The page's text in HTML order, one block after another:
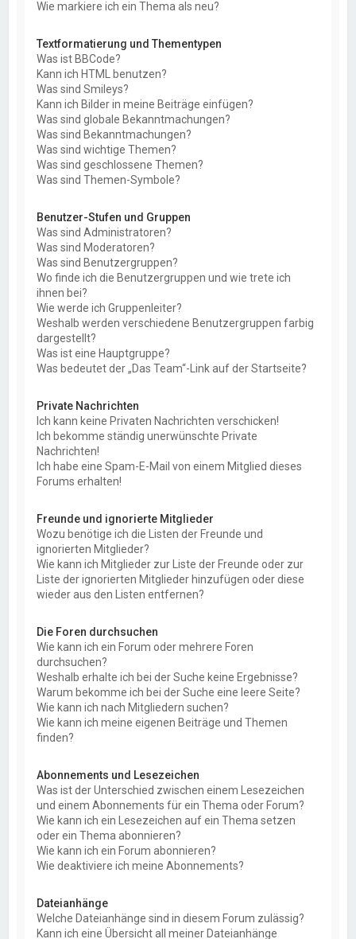
Wie markiere ich ein Thema als neu?
Textformatierung und Thementypen
Was ist BBCode?
Kann ich HTML benutzen?
Was sind Smileys?
Kann ich Bilder in meine Beiträge einfügen?
Was sind globale Bekanntmachungen?
Was sind Bekanntmachungen?
Was sind wichtige Themen?
Was sind geschlossene Themen?
Was sind Themen-Symbole?
Benutzer-Stufen und Gruppen
Was sind Administratoren?
Was sind Moderatoren?
Was sind Benutzergruppen?
Wo finde ich die Benutzergruppen und wie trete ich
ihnen bei?
Wie werde ich Gruppenleiter?
Weshalb werden verschiedene Benutzergruppen farbig
dargestellt?
Was ist eine Hauptgruppe?
Was bedeutet der „Das Team“-Link auf der Startseite?
Private Nachrichten
Ich kann keine Privaten Nachrichten verschicken!
Ich bekomme ständig unerwünschte Private
Nachrichten!
Ich habe eine Spam-E-Mail von einem Mitglied dieses
Forums erhalten!
Freunde und ignorierte Mitglieder
Wozu benötige ich die Listen der Freunde und
ignorierten Mitglieder?
Wie kann ich Mitglieder zur Liste der Freunde oder zur
Liste der ignorierten Mitglieder hinzufügen oder diese
wieder aus den Listen entfernen?
Die Foren durchsuchen
Wie kann ich ein Forum oder mehrere Foren
durchsuchen?
Weshalb erhalte ich bei der Suche keine Ergebnisse?
Warum bekomme ich bei der Suche eine leere Seite?
Wie kann ich nach Mitgliedern suchen?
Wie kann ich meine eigenen Beiträge und Themen
finden?
Abonnements und Lesezeichen
Was ist der Unterschied zwischen einem Lesezeichen
und einem Abonnements für ein Thema oder Forum?
Wie kann ich ein Lesezeichen auf ein Thema setzen
oder ein Thema abonnieren?
Wie kann ich ein Forum abonnieren?
Wie deaktiviere ich meine Abonnements?
Dateianhänge
Welche Dateianhänge sind in diesem Forum zulässig?
Kann ich eine Übersicht all meiner Dateianhänge